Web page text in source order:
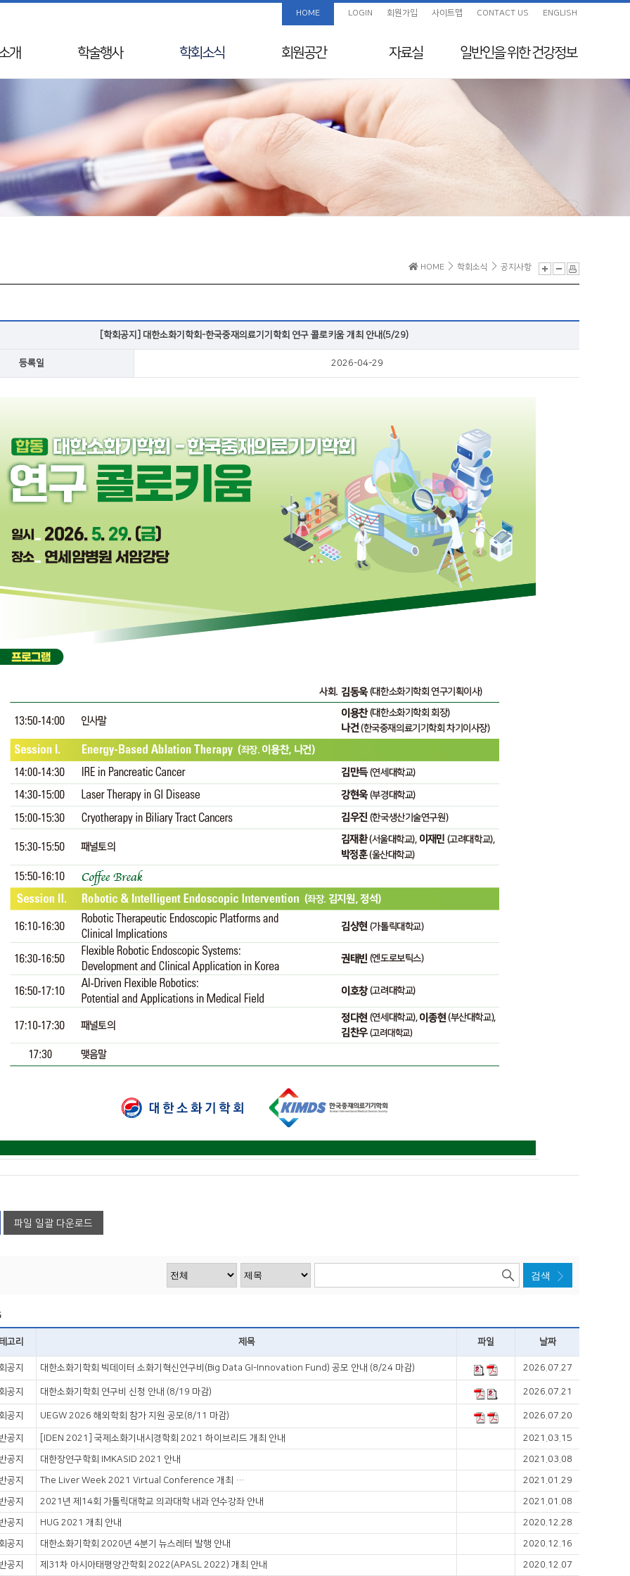
개
Vision
혁
사
진
학술행사
학술행사 리스트
춘계학술대회
추계학술대회
SIDDS
KDDW
APDW
학회소식
공지사항
국내외 행사일정
뉴스레터
윤리레터
논문상/연구비
회원공간
사진/화보
회원 검색
해외학회지원
자료실
임상진료지침 정보센
교육자료
전임의 교육목표
보험정보 및 Q&A
지도전문의
전공의를 위한 E-
일반인을 위한건강정보
일반인을 위한 건강정보
HOME LOGIN 회원가입 사이트맵 CONTACT US ENGLISH
HOME 학회소식 공지사항
[학회공지] 대한소화기학회-한국중재의료기기학회 연구 콜로키움 개최 안내(5/29)
등록일 2026-04-29
파일 일괄 다운로드
고리 제목 파일 날짜
공지 대한소화기학회 빅데이터 소화기혁신연구비(Big Data GI-Innovation Fund) 공모 안내 (8/24 마감) 2026.07.27
공지 대한소화기학회 연구비 신청 안내 (8/19 마감) 2026.07.21
공지 UEGW 2026 해외학회 참가 지원 공모(8/11 마감) 2026.07.20
공지 [IDEN 2021] 국제소화기내시경학회 2021 하이브리드 개최 안내 2021.03.15
공지 대한장연구학회 IMKASID 2021 안내 2021.03.08
공지 The Liver Week 2021 Virtual Conference 개최 안내 2021.01.29
공지 2021년 제14회 가톨릭대학교 의과대학 내과 연수강좌 안내 2021.01.08
공지 HUG 2021 개최 안내 2020.12.28
공지 대한소화기학회 2020년 4분기 뉴스레터 발행 안내 2020.12.16
공지 제31차 아시아태평양간학회 2022(APASL 2022) 개최 안내 2020.12.07